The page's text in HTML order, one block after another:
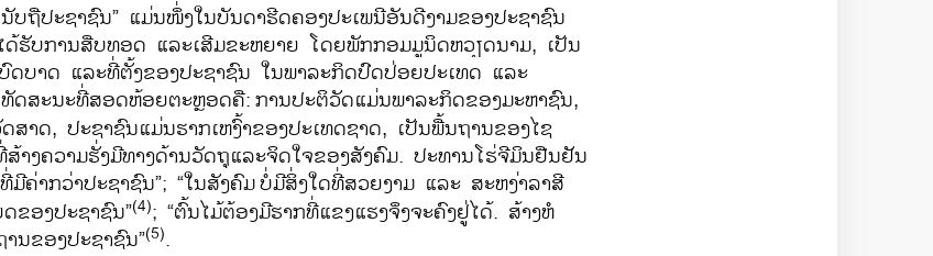
ບຖື​ປະຊາຊົນ” ​ແມ່ນ​ໜຶ່ງ​ໃນ​ບັນດາ​ຮີດຄອງ​ປະ​ເພນີ​ອັນ​ດີງາມ​ຂອງ​ປະຊາຊົນ​
ດ້​ຮັບ​ການ​ສືບ​ທອດ​ ແລະເສີມຂະຫຍາຍ ໂດຍພັກກອມມູນິດຫວຽດນາມ, ​ເປັນ
ບາດ ແລະທີ່​ຕັ້ງ​ຂອງ​ປະຊາຊົນ​ ໃນ​ພາລະກິດ​ປົດ​ປ່ອຍປະ​ເທດ ​ແລະ
ດສະນະ​ທີ່​ສອດຫ້ອຍຕະຫຼອດຄື:ການປະຕິວັດແມ່ນພາລະກິດຂອງມະຫາຊົນ,
ສາດ, ປະຊາຊົນແມ່ນຮາກເຫງົ້າຂອງປະເທດຊາດ, ເປັນພື້ນຖານຂອງໄຊ
າງຄວາມຮັ່ງມີທາງດ້ານວັດຖຸແລະຈິດໃຈຂອງສັງຄົມ. ປະທານ​ໂຮ່ຈີ​ມິນ​ຢືນຢັນ​
ມີ​ຄ່າ​ກວ່າ​ປະຊາຊົນ”; “ໃນ​ສັງ​ຄົມບໍ່​ມີ​ສິ່ງ​ໃດ​ທີ່​ສວຍ​ງາມ ແລະ ສະຫງ່າລາສີ​
ຂອງ​ປະ​ຊາ​ຊົນ”(4); “ຕົ້ນ​ໄມ້​ຕ້ອງ​ມີ​ຮາກ​ທີ່​ແຂງ​ແຮງ​ຈຶງຈະ​ຄົງຢູ່ໄດ້. ສ້າງ​ຫໍ
ນ​ຂອງ​ປະ​ຊາ​ຊົນ”(5).